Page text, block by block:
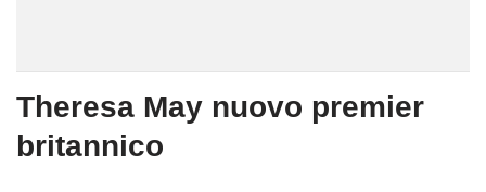
Theresa May nuovo premier
britannico